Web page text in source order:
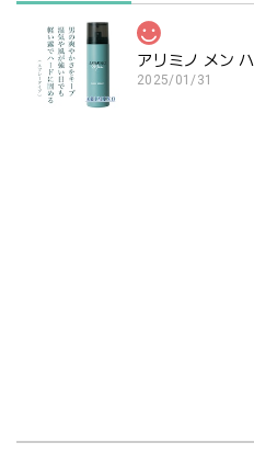
アリミノ メン
2025/01/31